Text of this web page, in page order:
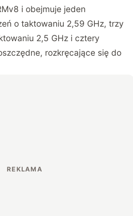
i obejmuje jeden
o taktowaniu 2,59 GHz, trzy
2,5 GHz i cztery
rozkręcające się do